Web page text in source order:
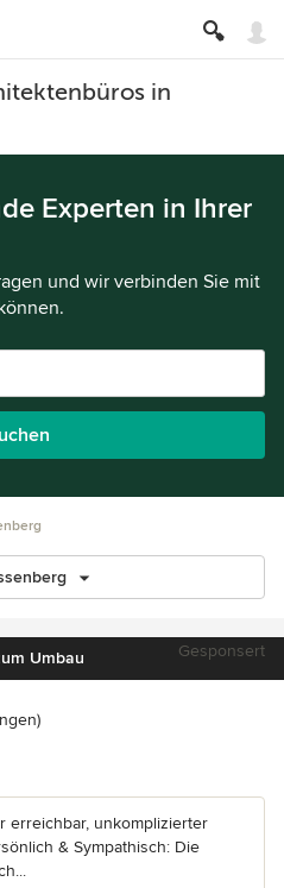
in
Experten in Ihrer
und wir verbinden Sie mit
Umbau Gesponsert
5 von 5 Sternen
erreichbar, unkomplizierter
& Sympathisch: Die